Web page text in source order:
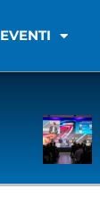
EVENTI